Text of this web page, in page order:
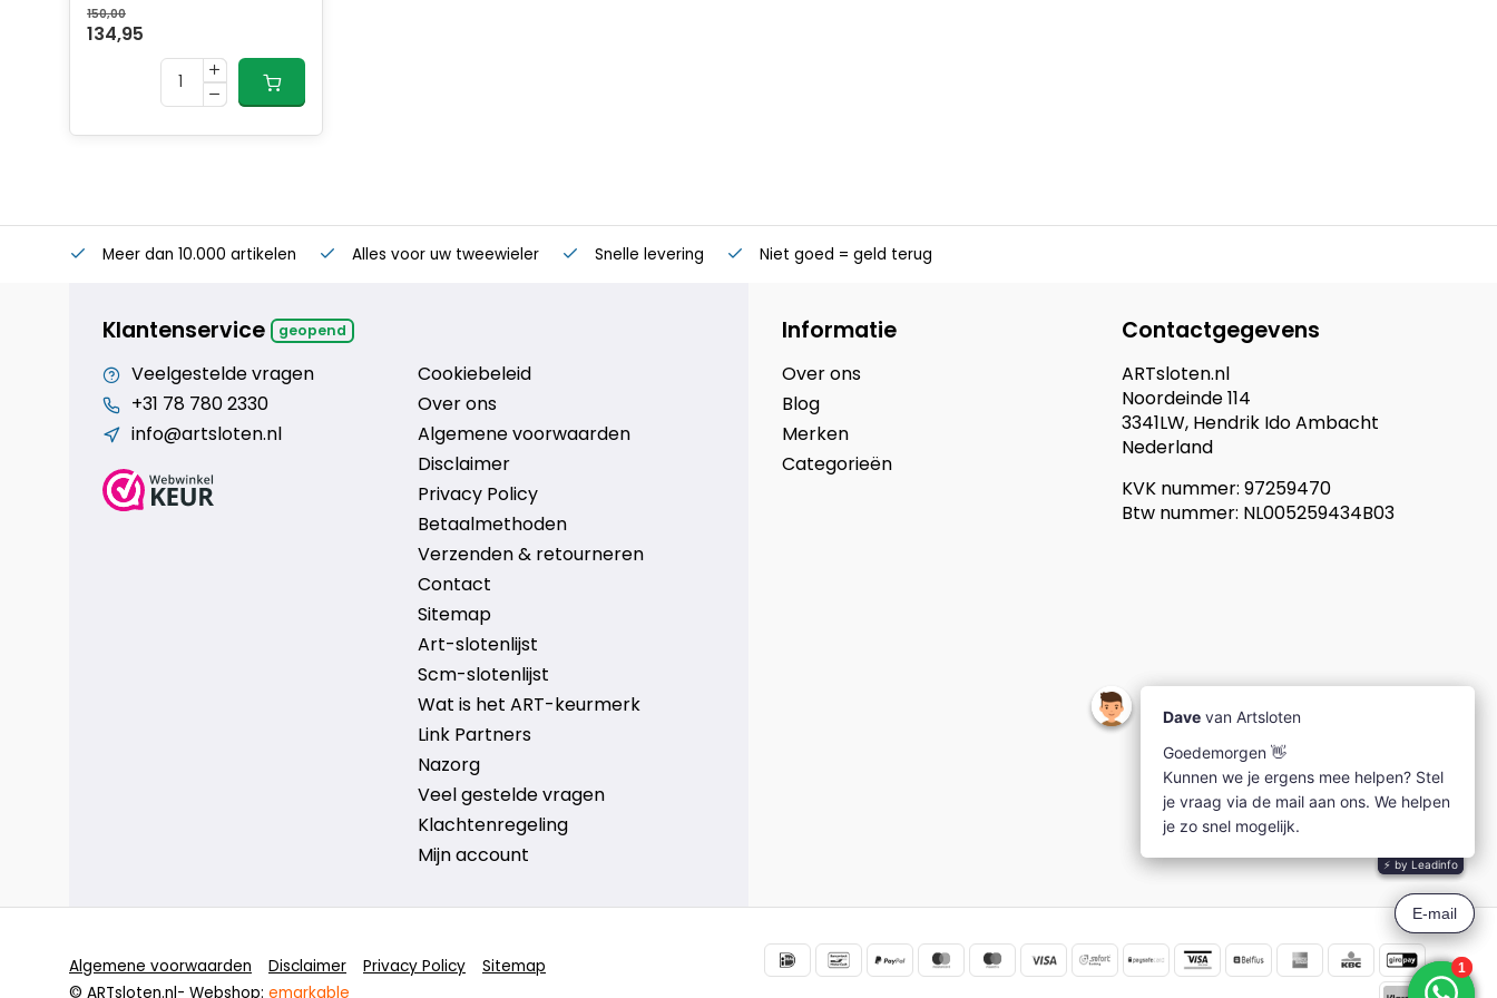
150,00
134,95
Meer dan 10.000 artikelen Alles voor uw tweewieler Snelle levering Niet goed = geld terug
Klantenservice geopend
Veelgestelde vragen
+31 78 780 2330
info@artsloten.nl
Cookiebeleid
Over ons
Algemene voorwaarden
Disclaimer
Privacy Policy
Betaalmethoden
Verzenden & retourneren
Contact
Sitemap
Art-slotenlijst
Scm-slotenlijst
Wat is het ART-keurmerk
Link Partners
Nazorg
Veel gestelde vragen
Klachtenregeling
Mijn account
Informatie
Over ons
Blog
Merken
Categorieën
Contactgegevens
ARTsloten.nl
Noordeinde 114
3341LW, Hendrik Ido Ambacht
Nederland
KVK nummer: 97259470
Btw nummer: NL005259434B03
Algemene voorwaarden Disclaimer Privacy Policy
Sitemap
© ARTsloten.nl- Webshop: emarkable